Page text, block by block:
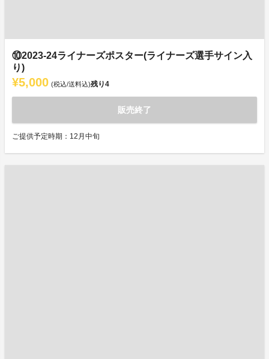
⑩2023-24ライナーズポスター(ライナーズ選手サイン入
り)
¥5,000 (税込/送料込)残り4
販売終了
ご提供予定時期：12月中旬